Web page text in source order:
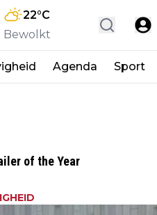
22°C
Bewolkt
Agenda Sport
of the Year